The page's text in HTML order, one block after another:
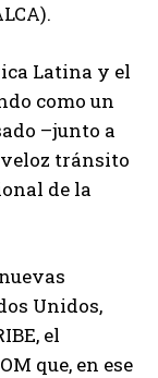
Latina y el
como un
–junto a
veloz tránsito
de la
Unidos,
el
que, en ese